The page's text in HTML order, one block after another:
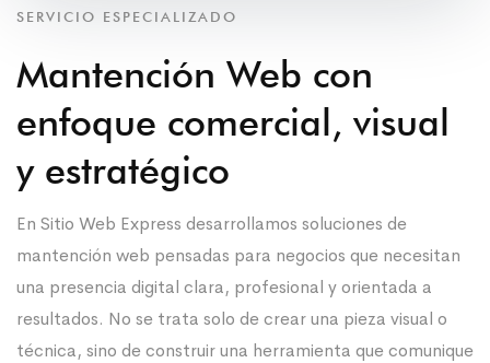
SERVICIO ESPECIALIZADO
Mantención Web con
enfoque comercial, visual
y estratégico
En Sitio Web Express desarrollamos soluciones de
mantención web pensadas para negocios que necesitan
una presencia digital clara, profesional y orientada a
resultados. No se trata solo de crear una pieza visual o
técnica, sino de construir una herramienta que comunique